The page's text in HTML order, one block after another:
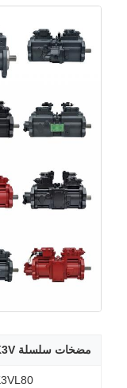
مضخات سلسلة K3V
K3VL80